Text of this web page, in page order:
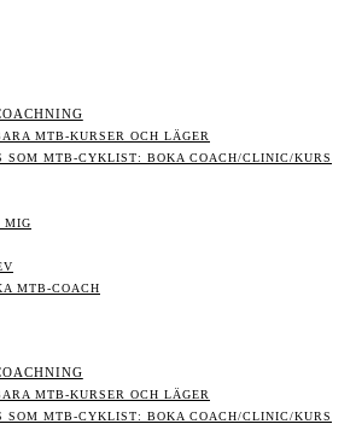
MTB-KURSER OCH LÄGER
SOM MTB-CYKLIST: BOKA COACH/CLINIC/KURS
MIG
MTB-COACH
MTB-KURSER OCH LÄGER
SOM MTB-CYKLIST: BOKA COACH/CLINIC/KURS